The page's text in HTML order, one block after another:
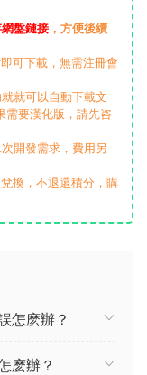
盤鏈接 ，方便後續
可下載，無需注冊會
就可以自動下載文
需要漢化版，請先咨
開發需求，費用另
換，不退還積分，購
怎麽辦？
麽辦？